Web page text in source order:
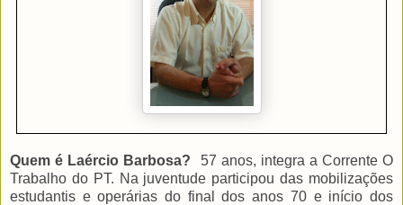
Quem é Laércio Barbosa? 57 anos, integra a Corrente O
Trabalho do PT. Na juventude participou das mobilizações
estudantis e operárias do final dos anos 70 e início dos